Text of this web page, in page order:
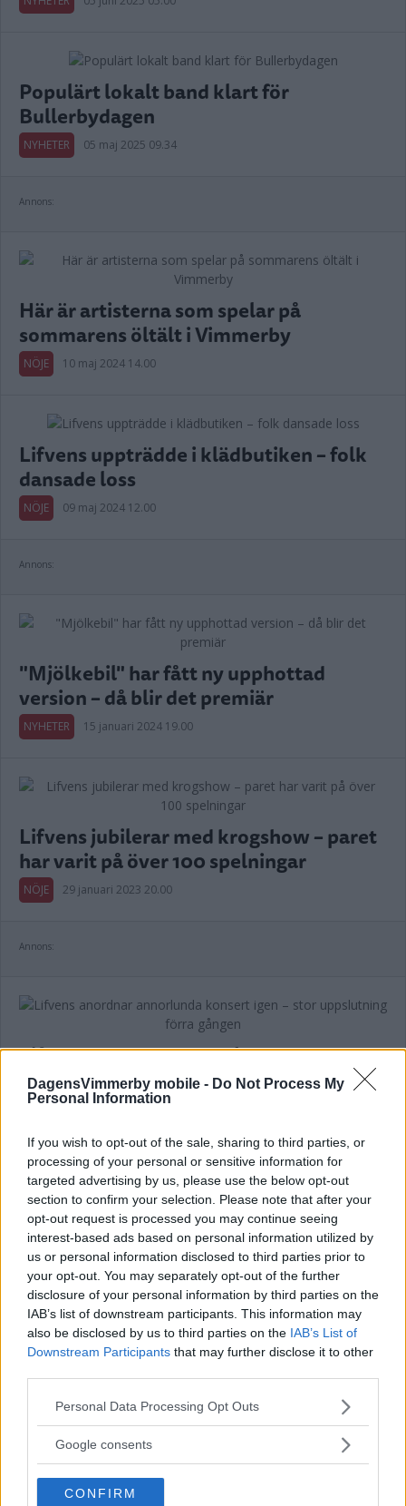
DagensVimmerby mobile - Do Not Process My
Personal Information
If you wish to opt-out of the sale, sharing to third parties, or
processing of your personal or sensitive information for
targeted advertising by us, please use the below opt-out
section to confirm your selection. Please note that after your
opt-out request is processed you may continue seeing
interest-based ads based on personal information utilized by
us or personal information disclosed to third parties prior to
your opt-out. You may separately opt-out of the further
disclosure of your personal information by third parties on the
IAB’s list of downstream participants. This information may
also be disclosed by us to third parties on the IAB’s List of
Downstream Participants that may further disclose it to other
Please note that this website/app uses one or more Google
not limited to your visit or usage behaviour. You may click to
use your data for below specified purposes in below Google
consent section.
Personal Data Processing Opt Outs
Google consents
CONFIRM
Populärt lokalt band klart för
Bullerbydagen
NYHETER 05 maj 2025 09.34
Annons:
Här är artisterna som spelar på
sommarens öltält i Vimmerby
NÖJE 10 maj 2024 14.00
Lifvens uppträdde i klädbutiken – folk
dansade loss
NÖJE 09 maj 2024 12.00
Annons:
"Mjölkebil" har fått ny upphottad
version – då blir det premiär
NYHETER 15 januari 2024 19.00
Lifvens jubilerar med krogshow – paret
har varit på över 100 spelningar
NÖJE 29 januari 2023 20.00
Annons:
Lifvens anordnar annorlunda konsert
igen – stor uppslutning förra gången
NYHETER 19 augusti 2022 12.00
Björkbackens restaurang snart tillbaka i
egen regi – poppisband uppträder på
första eventet
NYHETER 15 februari 2022 14.00
Annons:
Livespelning gav klirr i
ungdomsföreningarnas kassor
NYHETER 02 juli 2020 06.00